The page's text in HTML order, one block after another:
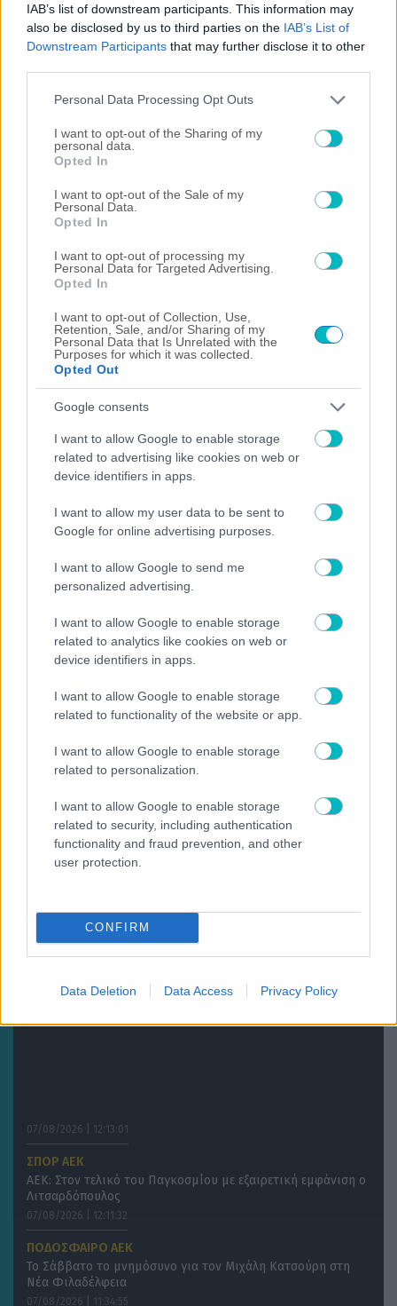
IAB’s list of downstream participants. This information may
also be disclosed by us to third parties on the IAB’s List of
Downstream Participants that may further disclose it to other
Please note that this website/app uses one or more Google
not limited to your visit or usage behaviour. You may click to
grant or deny consent to Google and its third-party tags to
use your data for below specified purposes in below Google
consent section.
Personal Data Processing Opt Outs
I want to opt-out of the Sharing of my
personal data.
Opted In
I want to opt-out of the Sale of my
Personal Data.
Opted In
I want to opt-out of processing my
Personal Data for Targeted Advertising.
Opted In
I want to opt-out of Collection, Use,
Retention, Sale, and/or Sharing of my
Personal Data that Is Unrelated with the
Purposes for which it was collected.
Opted Out
Google consents
I want to allow Google to enable storage
related to advertising like cookies on web or
device identifiers in apps.
I want to allow my user data to be sent to
Google for online advertising purposes.
I want to allow Google to send me
personalized advertising.
I want to allow Google to enable storage
related to analytics like cookies on web or
device identifiers in apps.
I want to allow Google to enable storage
related to functionality of the website or app.
I want to allow Google to enable storage
related to personalization.
I want to allow Google to enable storage
related to security, including authentication
functionality and fraud prevention, and other
user protection.
CONFIRM
Data Deletion Data Access Privacy Policy
ΠΟΔΟΣΦΑΙΡΟ ΑΕΚ
Με αυτόν τον αριθμό θα αγωνίζεται ο Μάγερ στην ΑΕΚ!
ΠΟΔΟΣΦΑΙΡΟ ΑΕΚ
Μάγερ (VIDEO)
07/08/2026 | 13:45:10
ΠΟΔΟΣΦΑΙΡΟ ΑΕΚ
Μάγερ: «Να επαναλάβουμε την περσινή σεζόν και να
παίξουμε στο Champions League» – Το δώρο στον
Ηλιόπουλο
SUPER LEAGUE
Γκαγκάτσης στους διαιτητές: «Zητούμενο η αποδοχή για την
επιστροφή στα ντέρμπι – Μην επιτρέπετε να σας
χρησιμοποιούν»
ΠΟΔΟΣΦΑΙΡΟ ΑΕΚ
Ο Ηλιόπουλος καλωσόρισε τον Μάγερ στην ΑΕΚ: «Εχεις να
(VIDEO)
07/08/2026 | 13:01:15
Marca: «Νότιγχαμ, Ολυμπιακός, Βιγιαρεάλ και Ζενίτ
εξετάζουν τον Πουέρτα»
ΠΟΔΟΣΦΑΙΡΟ ΑΕΚ
Φουλ για sold out το Super Cup ανάμεσα σε ΑΕΚ και ΟΦΗ –
Eφυγαν 15.000 εισιτήρια!
07/08/2026 | 12:13:01
ΣΠΟΡ ΑΕΚ
ΑΕΚ: Στον τελικό του Παγκοσμίου με εξαιρετική εμφάνιση ο
Λιτσαρδόπουλος
07/08/2026 | 12:11:32
ΠΟΔΟΣΦΑΙΡΟ ΑΕΚ
Το Σάββατο το μνημόσυνο για τον Μιχάλη Κατσούρη στη
Νέα Φιλαδέλφεια
07/08/2026 | 11:34:55